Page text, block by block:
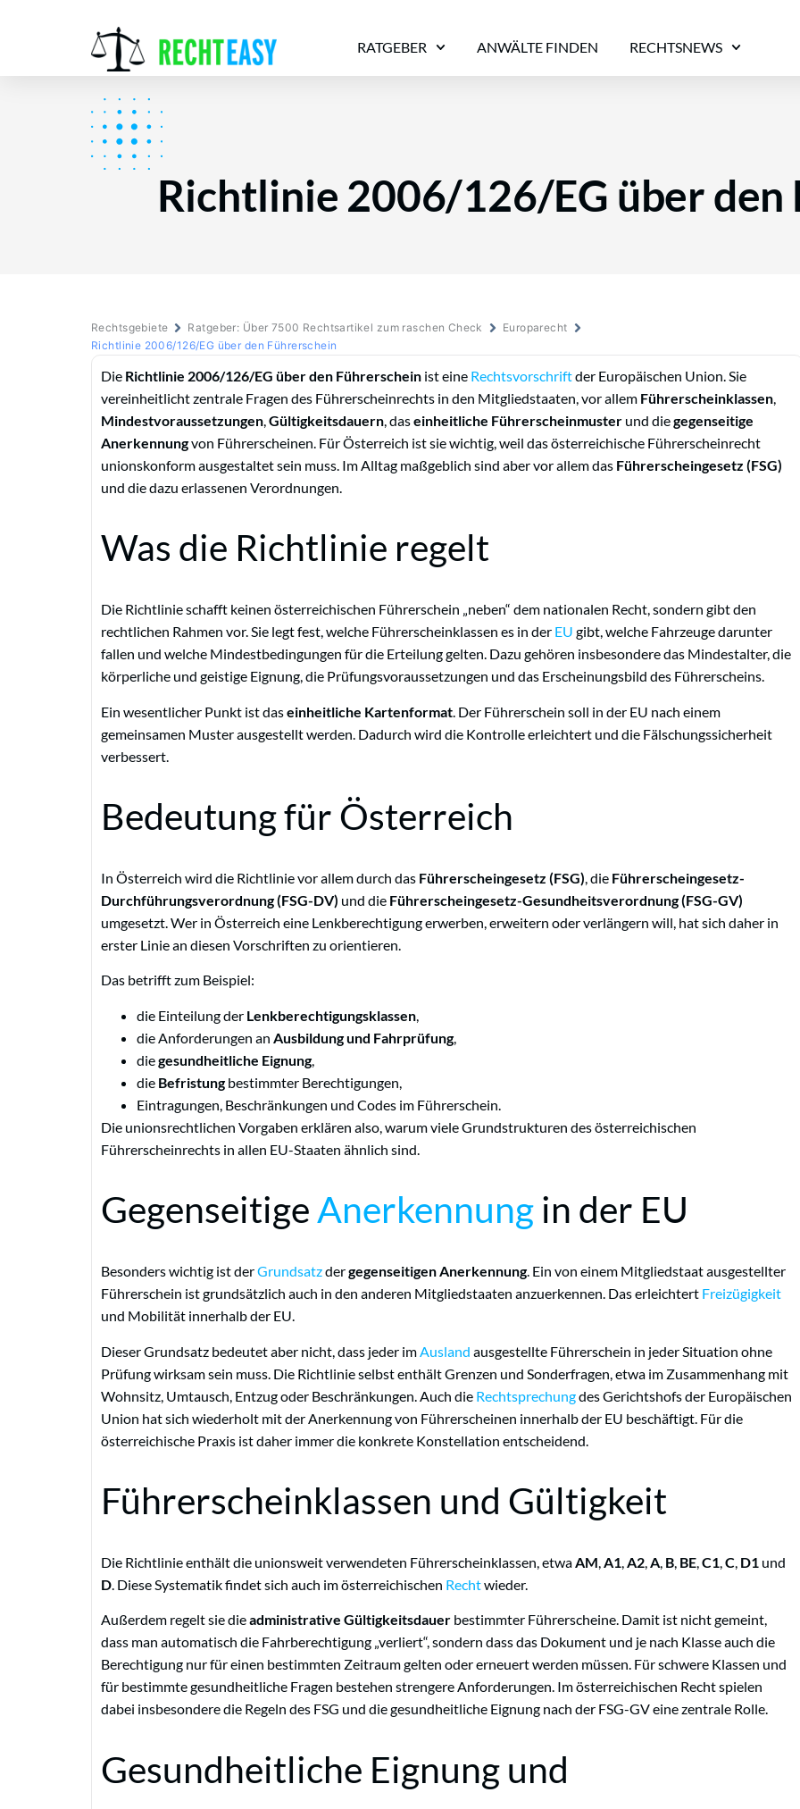
RATGEBER ANWÄLTE FINDEN RECHTSNEWS
Richtlinie 2006/126/EG über den
Rechtsgebiete Ratgeber: Über 7500 Rechtsartikel zum raschen Check
Europarecht
Richtlinie 2006/126/EG über den Führerschein
Die Richtlinie 2006/126/EG über den Führerschein ist eine Rechtsvorschriftder Europäischen Union. Sie
vereinheitlicht zentrale Fragen des Führerscheinrechts in den Mitgliedstaaten, vor allem Führerscheinklassen
Mindestvoraussetzungen Gültigkeitsdauern , daseinheitliche Führerscheinmuster und diegegenseitige
Anerkennungvon Führerscheinen. Für Österreich ist sie wichtig, weil das österreichische Führerscheinrecht
unionskonform ausgestaltet sein muss. Im Alltag maßgeblich sind aber vor allem das Führerscheingesetz (FSG)
und die dazu erlassenen Verordnungen.
Was die Richtlinie regelt
Die Richtlinie schafft keinen österreichischen Führerschein „neben“ dem nationalen Recht, sondern gibt den
rechtlichen Rahmen vor. Sie legt fest, welche Führerscheinklassen es in der EU gibt, welche Fahrzeuge darunter
fallen und welche Mindestbedingungen für die Erteilung gelten. Dazu gehören insbesondere das Mindestalter, die
körperliche und geistige Eignung, die Prüfungsvoraussetzungen und das Erscheinungsbild des Führerscheins.
Ein wesentlicher Punkt ist daseinheitliche Kartenformat . Der Führerschein soll in der EU nach einem
gemeinsamen Muster ausgestellt werden. Dadurch wird die Kontrolle erleichtert und die Fälschungssicherheit
verbessert.
Bedeutung für Österreich
In Österreich wird die Richtlinie vor allem durch das Führerscheingesetz (FSG), die Führerscheingesetz-
Durchführungsverordnung (FSG-DV) und die Führerscheingesetz-Gesundheitsverordnung (FSG-GV)
umgesetzt. Wer in Österreich eine Lenkberechtigung erwerben, erweitern oder verlängern will, hat sich daher in
erster Linie an diesen Vorschriften zu orientieren.
Das betrifft zum Beispiel:
die Einteilung der Lenkberechtigungsklassen
die Anforderungen an Ausbildung und Fahrprüfung,
diegesundheitliche Eignung,
die Befristungbestimmter Berechtigungen,
Eintragungen, Beschränkungen und Codes im Führerschein.
Die unionsrechtlichen Vorgaben erklären also, warum viele Grundstrukturen des österreichischen
Führerscheinrechts in allen EU-Staaten ähnlich sind.
GegenseitigeAnerkennung in der EU
Besonders wichtig ist derGrundsatzdergegenseitigen Anerkennung. Ein von einem Mitgliedstaat ausgestellter
Führerschein ist grundsätzlich auch in den anderen Mitgliedstaaten anzuerkennen. Das erleichtert Freizügigkeit
und Mobilität innerhalb der EU.
Dieser Grundsatz bedeutet aber nicht, dass jeder im Ausland ausgestellte Führerschein in jeder Situation ohne
Prüfung wirksam sein muss. Die Richtlinie selbst enthält Grenzen und Sonderfragen, etwa im Zusammenhang mit
Wohnsitz, Umtausch, Entzug oder Beschränkungen. Auch die Rechtsprechungdes Gerichtshofs der Europäischen
Union hat sich wiederholt mit der Anerkennung von Führerscheinen innerhalb der EU beschäftigt. Für die
österreichische Praxis ist daher immer die konkrete Konstellation entscheidend.
Führerscheinklassen und Gültigkeit
Die Richtlinie enthält die unionsweit verwendeten Führerscheinklassen, etwaAM,A1,A2,A, B, BE,C1,C, D1 und
D. Diese Systematik findet sich auch im österreichischen Rechtwieder.
Außerdem regelt sie dieadministrative Gültigkeitsdauer bestimmter Führerscheine. Damit ist nicht gemeint,
dass man automatisch die Fahrberechtigung „verliert“, sondern dass das Dokument und je nach Klasse auch die
Berechtigung nur für einen bestimmten Zeitraum gelten oder erneuert werden müssen. Für schwere Klassen und
für bestimmte gesundheitliche Fragen bestehen strengere Anforderungen. Im österreichischen Recht spielen
dabei insbesondere die Regeln des FSG und die gesundheitliche Eignung nach der FSG-GV eine zentrale Rolle.
Gesundheitliche Eignung und
Alle Anwälte